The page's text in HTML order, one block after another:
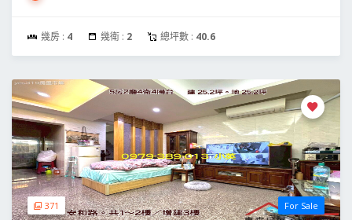
幾房 : 4 幾衛 : 2 總坪數 : 40.6
371 For Sale